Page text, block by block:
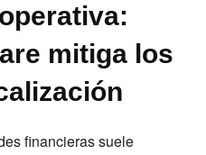
mitiga los
financieras suele